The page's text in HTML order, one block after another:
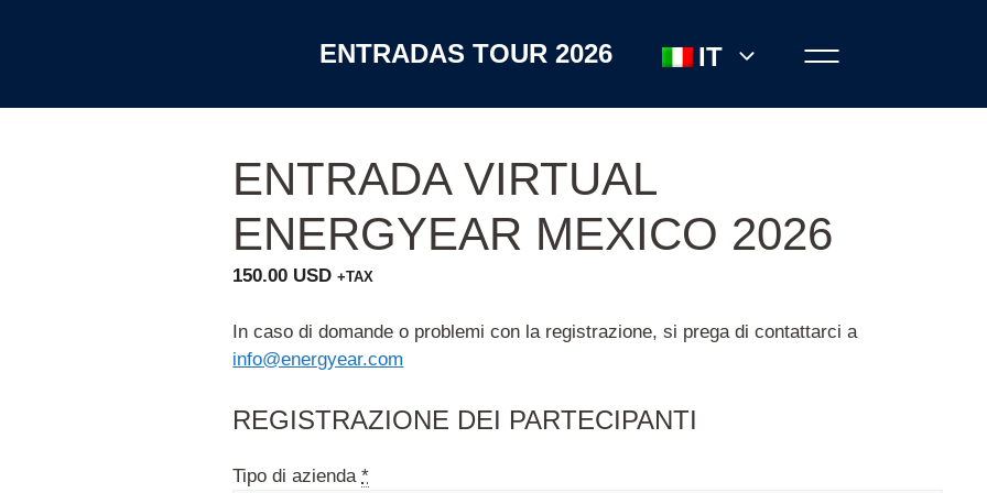
ENTRADAS TOUR 2026 IT
ENTRADA VIRTUAL
ENERGYEAR MEXICO 2026
150.00 USD +TAX
In caso di domande o problemi con la registrazione, si prega di contattarci a
info@energyear.com
REGISTRAZIONE DEI PARTECIPANTI
Tipo di azienda *